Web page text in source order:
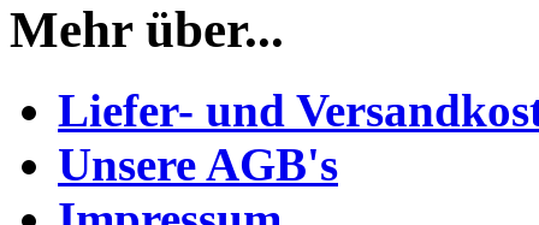
Mehr über...
Liefer- und
Unsere AGB's